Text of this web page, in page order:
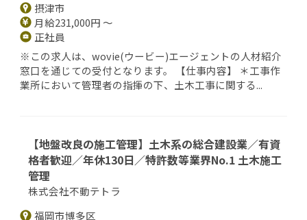
摂津市
月給231,000円 ～
正社員
※この求人は、wovie(ウービー)エージェントの人材紹介
窓口を通じての受付となります。 【仕事内容】 ＊工事作
業所において管理者の指揮の下、土木工事に関する...
【地盤改良の施工管理】土木系の総合建設業／有資
格者歓迎／年休130日／特許数等業界No.1 土木施工
管理
株式会社不動テトラ
福岡市博多区